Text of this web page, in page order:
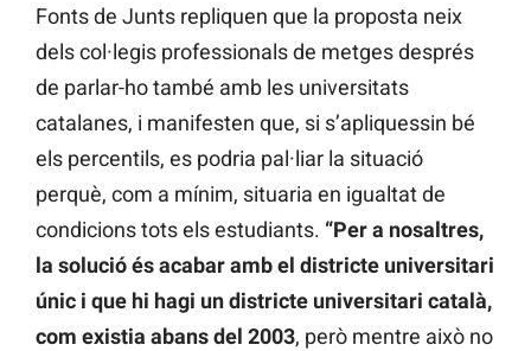
Fonts de Junts repliquen que la proposta neix
dels col·legis professionals de metges després
de parlar-ho també amb les universitats
catalanes, i manifesten que, si s’apliquessin bé
els percentils, es podria pal·liar la situació
perquè, com a mínim, situaria en igualtat de
condicions tots els estudiants. “Per a nosaltres,
la solució és acabar amb el districte universitari
únic i que hi hagi un districte universitari català,
com existia abans del 2003, però mentre això no